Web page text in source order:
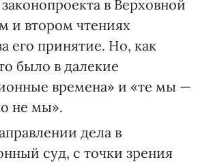
в Верховной
и втором чтениях
его принятие. Но, как
было в далекие
времена» и «те мы —
не мы».
дела в
суд, с точки зрения